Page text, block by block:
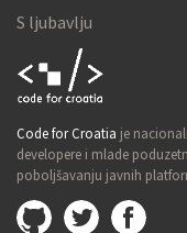
S ljubavlju
Croatia
Code for Croatia je
developere i mlade
poboljšavanju javnih